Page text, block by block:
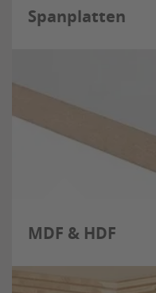
Spanplatten
MDF & HDF